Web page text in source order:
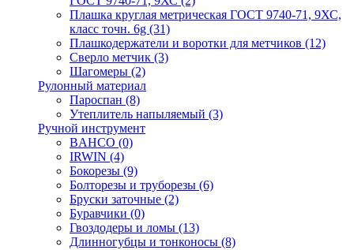
Плашка круглая метрическая ГОСТ 9740-71, 9ХС,
класс точн. 6g (31)
Плашкодержатели и воротки для метчиков (12)
Сверло метчик (3)
Шагомеры (2)
Рулонный материал
Пароспан (8)
Утеплитель напыляемый (3)
Ручной инструмент
BAHCO (0)
IRWIN (4)
Бокорезы (9)
Болторезы и труборезы (6)
Бруски заточные (2)
Буравчики (0)
Гвоздодеры и ломы (13)
Длинногубцы и тонконосы (8)